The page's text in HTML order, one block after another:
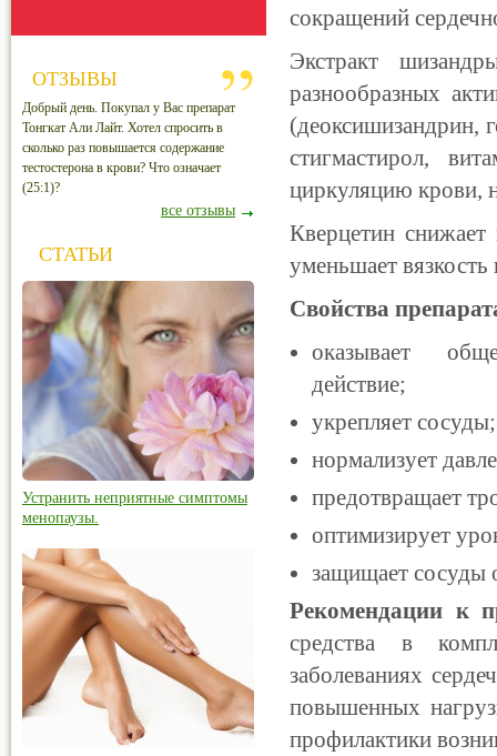
сокращений
Экстракт
разнообразных
(деоксишизандрин,
стигмастирол,
циркуляцию крови,
Кверцетин снижает
уменьшает
Свойства
оказывает
действие;
укрепляет сосуды;
нормализует
предотвращает
оптимизирует
защищает сосуды
Рекомендации к
средства в
заболеваниях
повышенных
профилактики
ОТЗЫВЫ
Добрый день. Покупал у Вас препарат
Тонгкат Али Лайт. Хотел спросить в
сколько раз повышается содержание
тестостерона в крови? Что означает
(25:1)?
все отзывы
СТАТЬИ
Устранить неприятные симптомы
менопаузы.